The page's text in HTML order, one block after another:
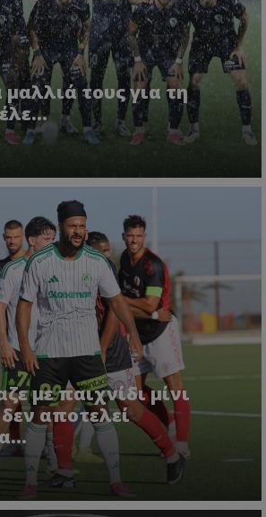
τους για τη
με παιχνίδι μίνι
αποτελεί